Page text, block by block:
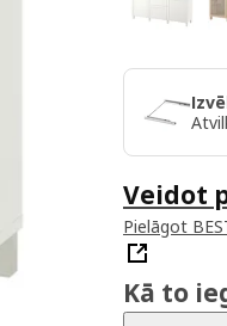
Veidot
Pielāgot
Kā to